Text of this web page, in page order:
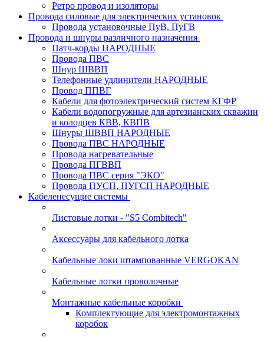
Ретро провод и изоляторы
Провода силовые для электрических установок
Провода установочные ПуВ, ПуГВ
Провода и шнуры различного назначения
Патч-корды НАРОДНЫЕ
Провода ПВС
Шнур ШВВП
Телефонные удлинители НАРОДНЫЕ
Провод ППВГ
Кабели для фотоэлектрический систем КГФР
Кабели водопогружные для артезианских скважин
и колодцев КВВ, КВПВ
Шнуры ШВВП НАРОДНЫЕ
Провода ПВС НАРОДНЫЕ
Провода нагревательные
Провода ПГВВП
Провода ПВС серия "ЭКО"
Провода ПУСП, ПУГСП НАРОДНЫЕ
Кабеленесущие системы
Листовые лотки - "S5 Combitech"
Аксессуары для кабельного лотка
Кабельные локи штампованные VERGOKAN
Кабельные лотки проволочные
Монтажные кабельные коробки
Комплектующие для электромонтажных
коробок